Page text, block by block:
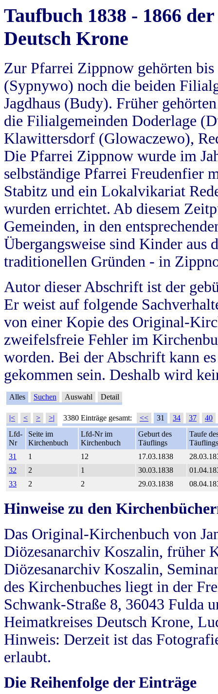
Taufbuch 1838 - 1866
Deutsch Krone
Zur Pfarrei Zippnow gehörten
(Sypnywo) noch die beiden
Jagdhaus (Budy). Früher
die Filialgemeinden Doderlage
Klawittersdorf (Glowaczewo),
Die Pfarrei Zippnow wurde im
selbständige Pfarrei Freudenfier
Stabitz und ein Lokalvikariat
wurden errichtet. Ab diesem
Gemeinden, in den
Übergangsweise sind Kinder aus
traditionellen Gründen - in
Autor dieser Abschrift ist der
Er weist auf folgende
von einer Kopie des Original-
zweifelsfreie Fehler im
worden. Bei der Abschrift kann
gekommen sein. Deshalb wird
Alles Suchen Auswahl Detail
|< < > >| 3380 Einträge gesamt: << 31 34 37
40
Lfd-
Nr
Seite im
Kirchenbuch
Lfd-Nr im
Kirchenbuch
Geburt des
Täuflings
Taufe
Täuflings
31
1 12 17.03.1838
32
2 1 30.03.1838
33
2 2 29.03.1838
Hinweise zu den
Das Original-Kirchenbuch von
Diözesanarchiv Koszalin, früher
Diözesanarchiv Koszalin,
des Kirchenbuches liegt in der
Schwank-Straße 8, 36043 Fulda
Heimatkreises Deutsch Krone,
Hinweis: Derzeit ist das
erlaubt.
Die Reihenfolge der Einträge